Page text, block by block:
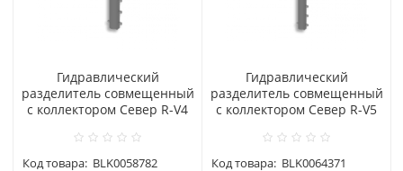
Гидравлический
разделитель совмещенный
с коллектором Cевер R-V4
Код товара: BLK0058782
Гидравлический
разделитель совмещенный
с коллектором Cевер R-V5
Код товара: BLK0064371